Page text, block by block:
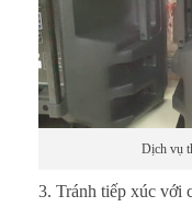
Dịch vụ
3. Tránh tiếp xúc với